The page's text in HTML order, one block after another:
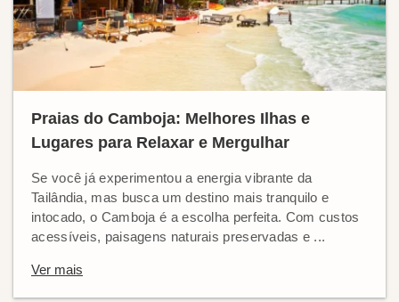
Praias do Camboja: Melhores Ilhas e
Lugares para Relaxar e Mergulhar
Se você já experimentou a energia vibrante da
Tailândia, mas busca um destino mais tranquilo e
intocado, o Camboja é a escolha perfeita. Com custos
acessíveis, paisagens naturais preservadas e ...
Ver mais